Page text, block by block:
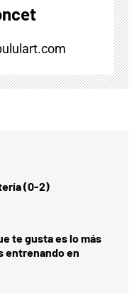
(0-2)
te gusta es lo más
entrenando en